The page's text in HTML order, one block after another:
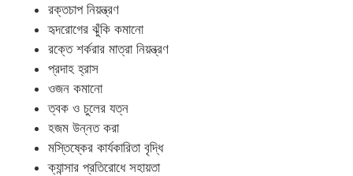
রক্তচাপ নিয়ন্ত্রণ
হৃদরোগের ঝুঁকি কমানো
রক্তে শর্করার মাত্রা নিয়ন্ত্রণ
প্রদাহ হ্রাস
ওজন কমানো
ত্বক ও চুলের যত্ন
হজম উন্নত করা
মস্তিষ্কের কার্যকারিতা বৃদ্ধি
ক্যান্সার প্রতিরোধে সহায়তা